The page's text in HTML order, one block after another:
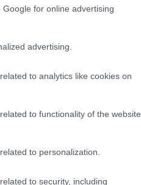
for online advertising
advertising.
to analytics like cookies on
to functionality of the website
to personalization.
to security, including
League ο Ιβάν
κορυφής
Μπότο και
τη μέγιστη
όταν έρθει η